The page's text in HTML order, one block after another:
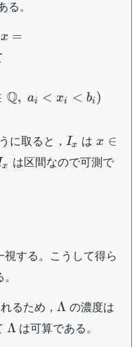
。
x =
x_2,
, x_n)
x =
Q, ai < xi < bi )
に取ると，I_x
Ix はx \in
I_x
\subset
x ∈
x
は区間なので可測で
視する。こうして得ら
るため，\Lambda
Λ の濃度は
\Lambda
Λは可算である。